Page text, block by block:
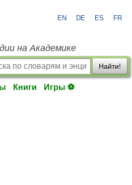
EN DE ES FR
на Академике
Найти!
Книги Игры ⚽